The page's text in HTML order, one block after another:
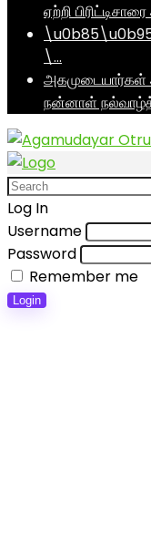
ஏற்றி
\…
அகமுடையார்கள்
நன்னாள்
Log In
Username
Password
Remember me
Login